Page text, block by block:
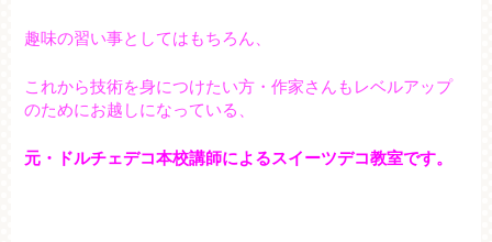
趣味の習い事としてはもちろん、
これから技術を身につけたい方・作家さんもレベルアップ
のためにお越しになっている、
元・ドルチェデコ本校講師によるスイーツデコ教室です。